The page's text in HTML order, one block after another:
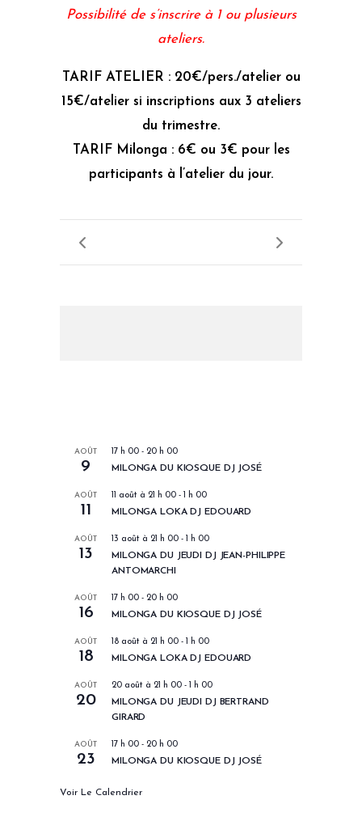
Possibilité de s’inscrire à 1 ou plusieurs
ateliers.
TARIF ATELIER : 20€/pers./atelier ou
15€/atelier si inscriptions aux 3 ateliers
du trimestre.
TARIF Milonga : 6€ ou 3€ pour les
participants à l’atelier du jour.
AOÛT
9
17 h 00 - 20 h 00
MILONGA DU KIOSQUE DJ JOSÉ
AOÛT
11
11 août à 21 h 00 - 1 h 00
MILONGA LOKA DJ EDOUARD
AOÛT
13
13 août à 21 h 00 - 1 h 00
MILONGA DU JEUDI DJ JEAN-PHILIPPE
ANTOMARCHI
AOÛT
16
17 h 00 - 20 h 00
MILONGA DU KIOSQUE DJ JOSÉ
AOÛT
18
18 août à 21 h 00 - 1 h 00
MILONGA LOKA DJ EDOUARD
AOÛT
20
20 août à 21 h 00 - 1 h 00
MILONGA DU JEUDI DJ BERTRAND
GIRARD
AOÛT
23
17 h 00 - 20 h 00
MILONGA DU KIOSQUE DJ JOSÉ
Voir Le Calendrier